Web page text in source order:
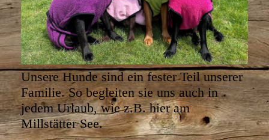
Unsere Hunde sind ein fester Teil unserer
Familie. So begleiten sie uns auch in
jedem Urlaub, wie z.B. hier am
Millstätter See.